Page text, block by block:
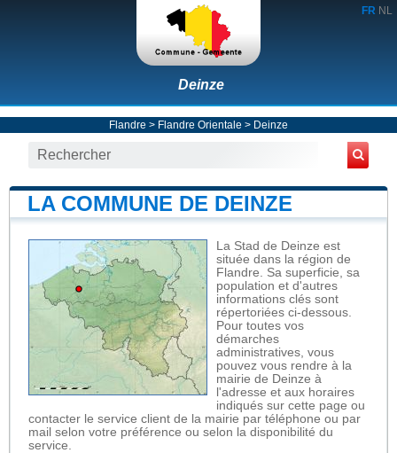
FR NL
Deinze
Flandre > Flandre Orientale > Deinze
LA COMMUNE DE DEINZE
La Stad de Deinze est
située dans la région de
Flandre. Sa superficie, sa
population et d'autres
informations clés sont
répertoriées ci-dessous.
Pour toutes vos
démarches
administratives, vous
pouvez vous rendre à la
mairie de Deinze à
l'adresse et aux horaires
indiqués sur cette page ou
contacter le service client de la mairie par téléphone ou par
mail selon votre préférence ou selon la disponibilité du
service.